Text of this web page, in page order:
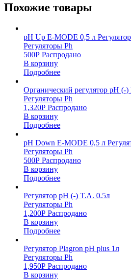
Похожие товары
pH Up E-MODE 0,5 л
Регуляторы Ph
500Р Распродано
В корзину
Подробнее
Органический регулятор pH (-
Регуляторы Ph
1,320Р Распродано
В корзину
Подробнее
pH Down E-MODE 0,5 л
Регуляторы Ph
500Р Распродано
В корзину
Подробнее
Регулятор pH (-) T.A. 0.5л
Регуляторы Ph
1,200Р Распродано
В корзину
Подробнее
Регулятор Plagron pH plus 1л
Регуляторы Ph
1,950Р Распродано
В корзину